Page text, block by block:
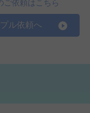
ご依頼はこちら
ル依頼へ